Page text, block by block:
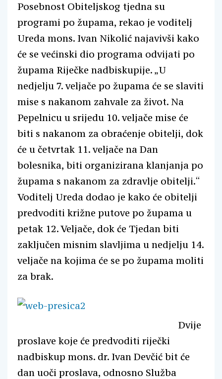
Posebnost Obiteljskog tjedna su
programi po župama, rekao je voditelj
Ureda mons. Ivan Nikolić najavivši kako
će se većinski dio programa odvijati po
župama Riječke nadbiskupije. „U
nedjelju 7. veljače po župama će se slaviti
mise s nakanom zahvale za život. Na
Pepelnicu u srijedu 10. veljače mise će
biti s nakanom za obraćenje obitelji, dok
će u četvrtak 11. veljače na Dan
bolesnika, biti organizirana klanjanja po
župama s nakanom za zdravlje obitelji.“
Voditelj Ureda dodao je kako će obitelji
predvoditi križne putove po župama u
petak 12. Veljače, dok će Tjedan biti
zaključen misnim slavljima u nedjelju 14.
veljače na kojima će se po župama moliti
za brak.
Dvije
proslave koje će predvoditi riječki
nadbiskup mons. dr. Ivan Devčić bit će
dan uoči proslava, odnosno Služba